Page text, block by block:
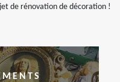
de rénovation de décoration !